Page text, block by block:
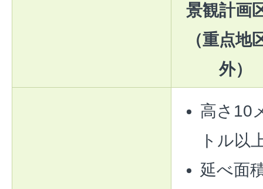
景観計画
（重点地
外）
高さ10
トル以
延べ面